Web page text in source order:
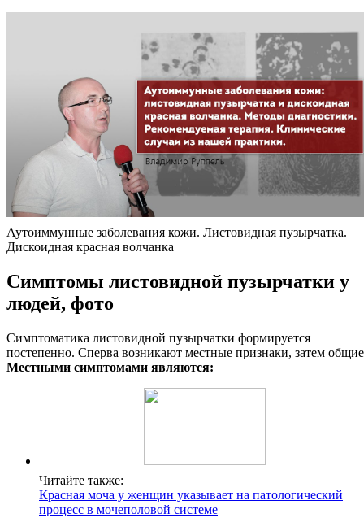
Аутоиммунные заболевания кожи. Листовидная пузырчатка.
Дискоидная красная волчанка
Симптомы листовидной пузырчатки у
людей, фото
Симптоматика листовидной пузырчатки формируется
постепенно. Сперва возникают местные признаки, затем
Местными симптомами являются:
Читайте также:
Красная моча у женщин указывает на патологический
процесс в мочеполовой системе